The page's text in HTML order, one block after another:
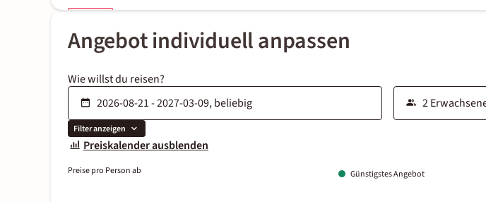
Angebot individuell anpassen
Wie willst du reisen?
Filter anzeigen
Preiskalender ausblenden
Preise pro Person ab Günstigstes Angebot